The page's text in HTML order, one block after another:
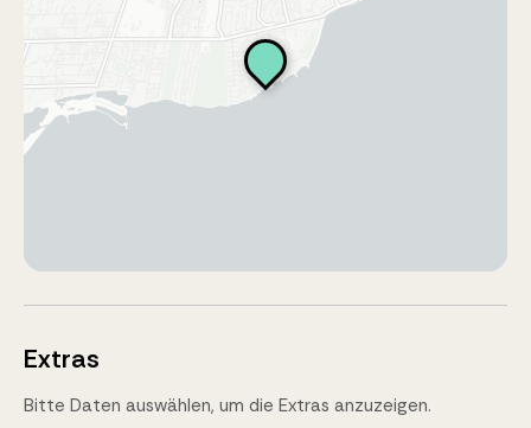
Extras
Bitte Daten auswählen, um die Extras anzuzeigen.